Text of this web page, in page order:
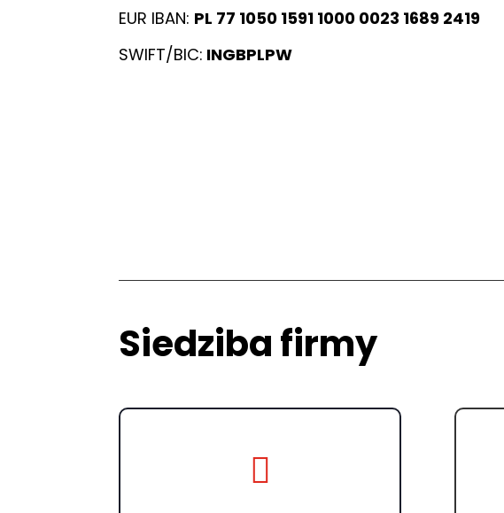
EUR IBAN: PL 77 1050 1591 1000 0023 1689 2419
SWIFT/BIC: INGBPLPW
Siedziba firmy
